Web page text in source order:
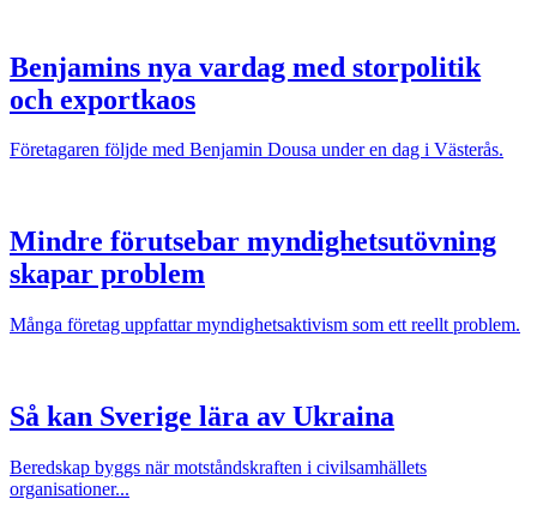
Benjamins nya vardag med storpolitik
och exportkaos
Företagaren följde med Benjamin Dousa under en dag i Västerås.
Mindre förutsebar myndighetsutövning
skapar problem
Många företag uppfattar myndighetsaktivism som ett reellt problem.
Så kan Sverige lära av Ukraina
Beredskap byggs när motståndskraften i civilsamhällets
organisationer...